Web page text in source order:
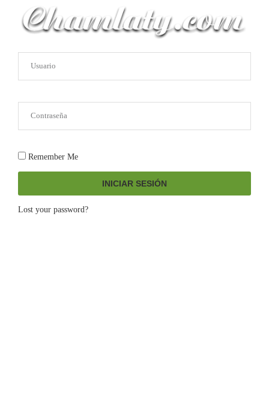
Remember Me
INICIAR SESIÓN
Lost your password?